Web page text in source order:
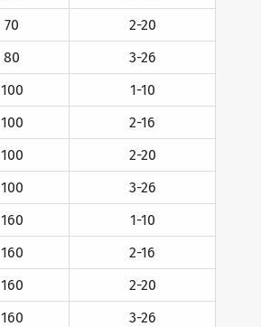
70
2-20
80
3-26
100
1-10
100
2-16
100
2-20
100
3-26
160
1-10
160
2-16
160
2-20
160
3-26